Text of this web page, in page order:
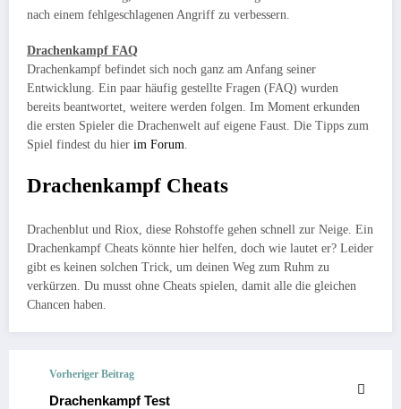
nach einem fehlgeschlagenen Angriff zu verbessern.
Drachenkampf FAQ
Drachenkampf befindet sich noch ganz am Anfang seiner
Entwicklung. Ein paar häufig gestellte Fragen (FAQ) wurden
bereits beantwortet, weitere werden folgen. Im Moment erkunden
die ersten Spieler die Drachenwelt auf eigene Faust. Die Tipps zum
Spiel findest du hier im Forum
Drachenkampf Cheats
Drachenblut und Riox, diese Rohstoffe gehen schnell zur Neige. Ein
Drachenkampf Cheats könnte hier helfen, doch wie lautet er? Leider
gibt es keinen solchen Trick, um deinen Weg zum Ruhm zu
verkürzen. Du musst ohne Cheats spielen, damit alle die gleichen
Chancen haben.
Vorheriger Beitrag
Drachenkampf Test